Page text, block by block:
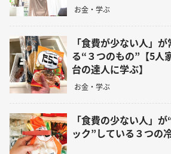
お金・学ぶ
「食費が少ない人」
る“３つのもの”【5人
台の達人に学ぶ】
お金・学ぶ
「食費の少ない人」
ック”している３つの